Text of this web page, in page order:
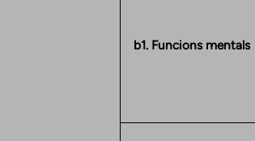
b1. Funcions mentals